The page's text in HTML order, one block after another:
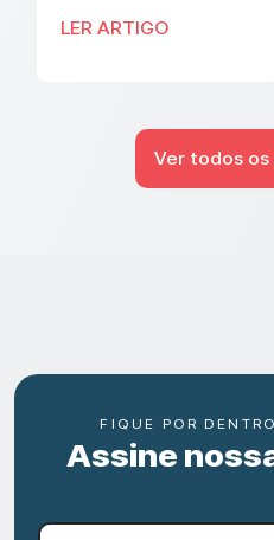
LER ARTIGO
Ver todos
FIQUE POR
Assine